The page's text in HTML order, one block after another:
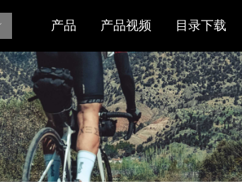
产品 产品视频 目录下载